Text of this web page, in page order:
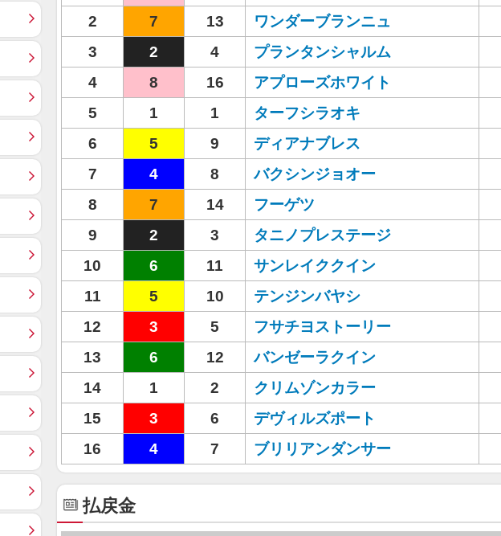
2
7 13 ワンダーブランニュ
3
2 4 プランタンシャルム
4
8 16 アプローズホワイト
5
1 1 ターフシラオキ
6
5 9 ディアナブレス
7
4 8 バクシンジョオー
8
7 14 フーゲツ
9
2 3 タニノプレステージ
10
6 11 サンレイククイン
11
5 10 テンジンバヤシ
12
3 5 フサチヨストーリー
13
6 12 バンゼーラクイン
14
1 2 クリムゾンカラー
15
3 6 デヴィルズポート
16
4 7 ブリリアンダンサー
払戻金